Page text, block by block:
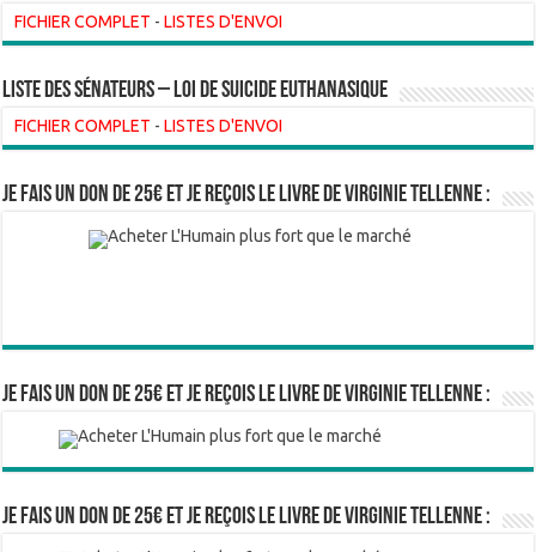
FICHIER COMPLET -LISTES D'ENVOI
liste des sénateurs – loi de suicide euthanasique
FICHIER COMPLET -LISTES D'ENVOI
Je fais un don de 25€ et je reçois le livre de Virginie Tellenne :
Je fais un don de 25€ et je reçois le livre de Virginie Tellenne :
Je fais un don de 25€ et je reçois le livre de Virginie Tellenne :